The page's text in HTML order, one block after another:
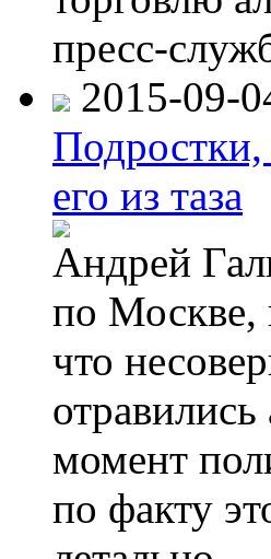
пресс-
2015-09-
его из таза
Андрей
по Москве,
что
момент
по факту